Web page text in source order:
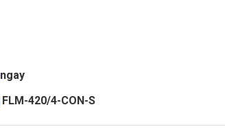
ngay
FLM-420/4-CON-S